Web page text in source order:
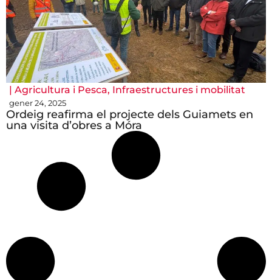
| Agricultura i Pesca, Infraestructures i mobilitat
gener 24, 2025
Ordeig reafirma el projecte dels Guiamets en
una visita d’obres a Móra